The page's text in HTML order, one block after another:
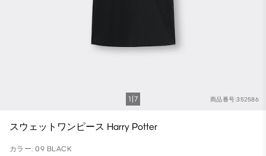
商品番号:352586
1 7
スウェットワンピース Harry Potter
カラー: 09 BLACK